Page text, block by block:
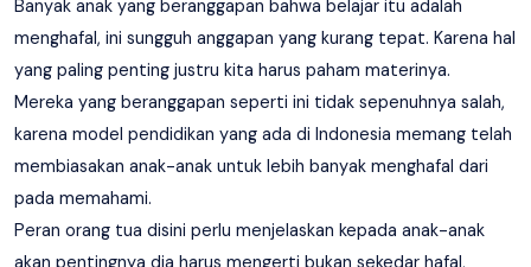
Banyak anak yang beranggapan bahwa belajar itu adalah
menghafal, ini sungguh anggapan yang kurang tepat. Karena hal
yang paling penting justru kita harus paham materinya.
Mereka yang beranggapan seperti ini tidak sepenuhnya salah,
karena model pendidikan yang ada di Indonesia memang telah
membiasakan anak-anak untuk lebih banyak menghafal dari
pada memahami.
Peran orang tua disini perlu menjelaskan kepada anak-anak
akan pentingnya dia harus mengerti bukan sekedar hafal,